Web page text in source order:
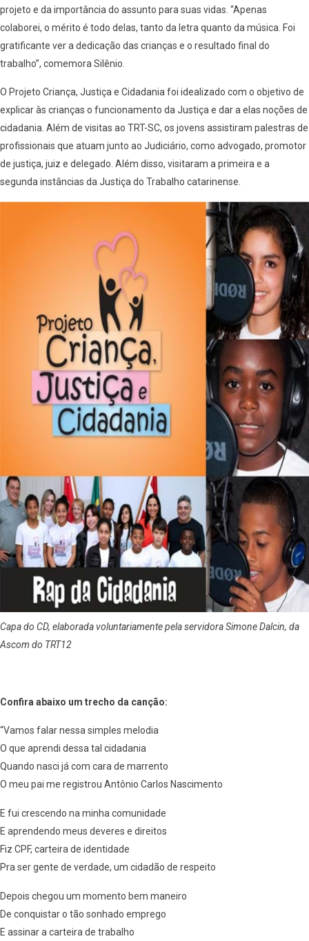
projeto e da importância do assunto para suas vidas. “Apenas
colaborei, o mérito é todo delas, tanto da letra quanto da música. Foi
gratificante ver a dedicação das crianças e o resultado final do
trabalho”, comemora Silênio.
O Projeto Criança, Justiça e Cidadania foi idealizado com o objetivo de
explicar às crianças o funcionamento da Justiça e dar a elas noções de
cidadania. Além de visitas ao TRT-SC, os jovens assistiram palestras de
profissionais que atuam junto ao Judiciário, como advogado, promotor
de justiça, juiz e delegado. Além disso, visitaram a primeira e a
segunda instâncias da Justiça do Trabalho catarinense.
Capa do CD, elaborada voluntariamente pela servidora Simone Dalcin, da
Ascom do TRT12
Confira abaixo um trecho da canção:
“Vamos falar nessa simples melodia
O que aprendi dessa tal cidadania
Quando nasci já com cara de marrento
O meu pai me registrou Antônio Carlos Nascimento
E fui crescendo na minha comunidade
E aprendendo meus deveres e direitos
Fiz CPF, carteira de identidade
Pra ser gente de verdade, um cidadão de respeito
Depois chegou um momento bem maneiro
De conquistar o tão sonhado emprego
E assinar a carteira de trabalho